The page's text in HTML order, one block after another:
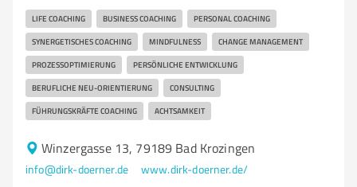
LIFE COACHING BUSINESS COACHING PERSONAL COACHING
SYNERGETISCHES COACHING MINDFULNESS CHANGE MANAGEMENT
PROZESSOPTIMIERUNG PERSÖNLICHE ENTWICKLUNG
BERUFLICHE NEU-ORIENTIERUNG CONSULTING
FÜHRUNGSKRÄFTE COACHING ACHTSAMKEIT
Winzergasse 13, 79189 Bad Krozingen
info@dirk-doerner.de www.dirk-doerner.de/